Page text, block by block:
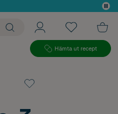
Hämta ut recept